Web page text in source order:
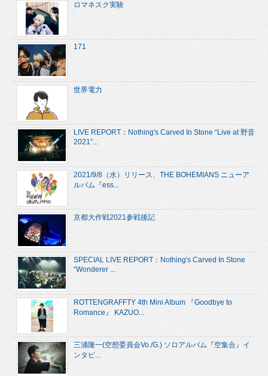
ロマネスク実験
171
世界電力
LIVE REPORT：Nothing's Carved In Stone “Live at 野音
2021”...
2021/9/8（水）リリース、THE BOHEMIANS ニューア
ルバム『ess...
京都大作戦2021参戦後記
SPECIAL LIVE REPORT：Nothing's Carved In Stone
“Wonderer ...
ROTTENGRAFFTY 4th Mini Album 『Goodbye to
Romance』 KAZUO...
三浦隆一(空想委員会Vo./G.) ソロアルバム『空集合』イ
ンタビ...